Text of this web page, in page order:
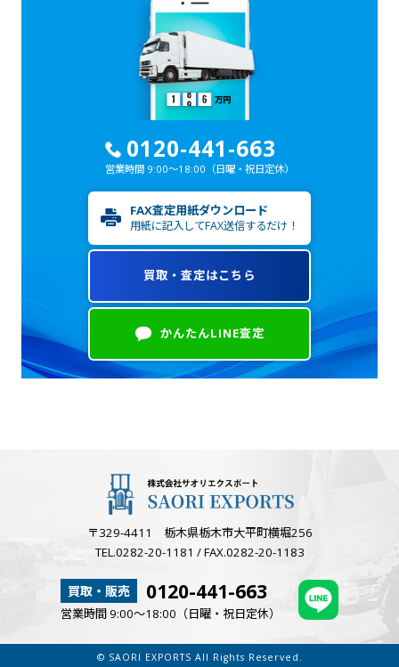
0120-441-663
営業時間 9:00～18:00 （日曜・祝日定休）
FAX査定用紙ダウンロード
用紙に記入してFAX送信するだけ！
買取・査定はこちら
かんたんLINE査定
〒329-4411 栃木県栃木市大平町横堀256
TEL.0282-20-1181 / FAX.0282-20-1183
買取・販売 0120-441-663
営業時間 9:00～18:00（日曜・祝日定休）
© SAORI EXPORTS All Rights Reserved.